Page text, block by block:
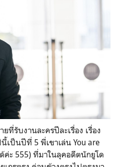
รับงานละครปีละเรื่อง เรื่อง
เป็นปีที่ 5 พี่เขาเล่น You are
ค่ะ 555) ที่มาในลุคอดีตนักยูโด